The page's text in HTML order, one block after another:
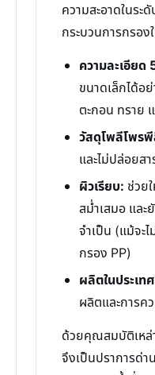
ความสะอาดในระ
กระบวนการกรอง
ความละเอียด
ขนาดเล็กได้อ
ตะกอน ทราย
วัสดุโพลีโพร
และไม่ปล่อยส
ผิวเรียบ: ช่วย
สม่ำเสมอ และ
จำเป็น (แม้จะไ
กรอง PP)
ผลิตในประเท
ผลิตและการ
ด้วยคุณสมบัติเหล่
จึงเป็นปราการด่